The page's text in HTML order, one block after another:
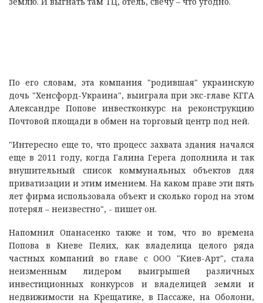
По его словам, эта компания "родившая" украинскую
дочь "Хенсфорд-Украина", выиграла при экс-главе КГГА
Александре Попове инвестконкурс на реконструкцию
Почтовой площади в обмен на торговый центр под ней.
"Интересно еще то, что процесс захвата здания начался
еще в 2011 году, когда Галина Герега дополнила и так
внушительный список коммунальных объектов для
приватизации и этим имением. На каком праве эти пять
лет фирма использовала объект и сколько город на этом
потерял – неизвестно", - пишет он.
Напомнил Опанасенко также и том, что во времена
Попова в Киеве Пелих, как владелица целого ряда
частных компаний во главе с ООО "Киев-Арт", стала
неизменным лидером выигрышей различных
инвестиционных конкурсов и владелицей земли и
недвижимости на Крещатике, в Пассаже, на Оболони,